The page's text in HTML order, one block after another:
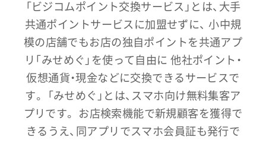
「ビジコムポイント交換サービス」とは、大手
共通ポイントサービスに加盟せずに、
小中規
模の店舗でもお店の独自ポイントを共通アプ
リ「みせめぐ」を使って自由に 他社ポイント・
仮想通貨・現金などに交換できるサービスで
す。
「みせめぐ」とは、スマホ向け無料集客ア
プリです。
お店検索機能で新規顧客を獲得で
きるうえ、同アプリでスマホ会員証も発行で